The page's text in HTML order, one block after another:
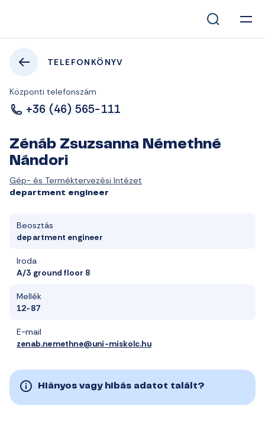
TELEFONKÖNYV
Központi telefonszám
+36 (46) 565-111
Zénáb Zsuzsanna Némethné
Nándori
Gép- és Terméktervezési Intézet
department engineer
Beosztás
department engineer
Iroda
A/3 ground floor 8
Mellék
12-87
E-mail
zenab.nemethne@uni-miskolc.hu
Hiányos vagy hibás adatot talált?